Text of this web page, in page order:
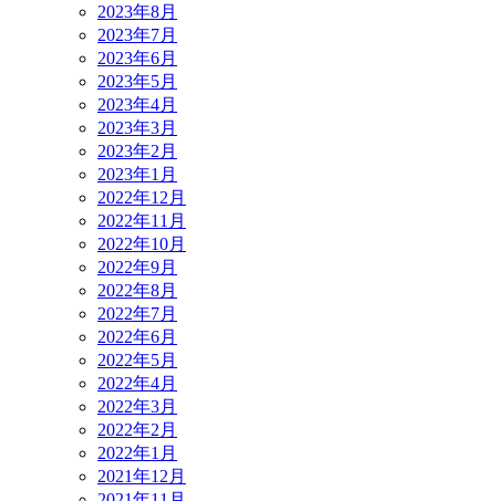
2023年8月
2023年7月
2023年6月
2023年5月
2023年4月
2023年3月
2023年2月
2023年1月
2022年12月
2022年11月
2022年10月
2022年9月
2022年8月
2022年7月
2022年6月
2022年5月
2022年4月
2022年3月
2022年2月
2022年1月
2021年12月